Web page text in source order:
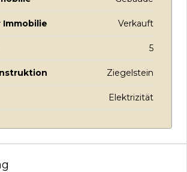
Verkauft
5
Ziegelstein
Elektrizität